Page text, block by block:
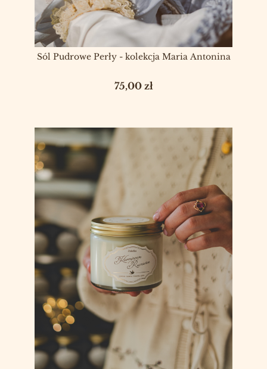
Sól Pudrowe Perły - kolekcja Maria Antonina
Cena
75,00 zł